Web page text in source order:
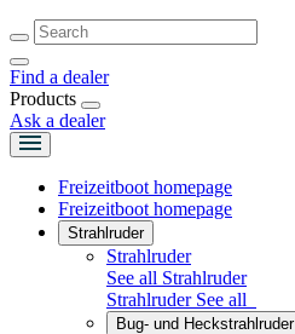
Find a dealer
Products
Ask a dealer
Freizeitboot homepage
Freizeitboot homepage
Strahlruder
Strahlruder
See all Strahlruder
Strahlruder See all
Bug- und Heckstrahlruder